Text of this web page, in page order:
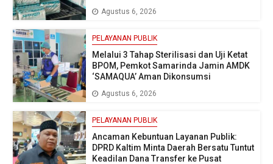
Agustus 6, 2026
PELAYANAN PUBLIK
Melalui 3 Tahap Sterilisasi dan Uji Ketat
BPOM, Pemkot Samarinda Jamin AMDK
‘SAMAQUA’ Aman Dikonsumsi
Agustus 6, 2026
PELAYANAN PUBLIK
Ancaman Kebuntuan Layanan Publik:
DPRD Kaltim Minta Daerah Bersatu Tuntut
Keadilan Dana Transfer ke Pusat